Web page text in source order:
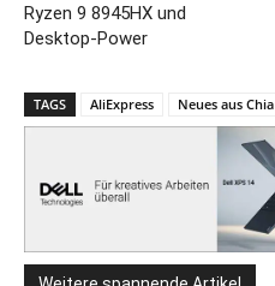
Ryzen 9 8945HX und
Desktop-Power
TAGS AliExpress Neues aus Chia